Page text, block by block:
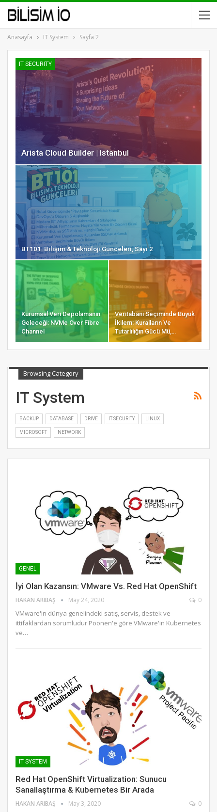
Anasayfa IT System Sayfa 2
IT SECURITY
Arista Cloud Builder | Istanbul
BT101: Bilişim & Teknoloji Günceleri, Sayı 2
Kurumsal Veri Depolamanın
Geleceği: NVMe Over Fibre
Channel
Veritabanı Seçiminde Büyük
İkilem: Kuralların Ve
Tutarlılığın Gücü Mü,…
Browsing Category
IT System
BACKUP DATABASE DRIVE IT SECURITY LINUX
MICROSOFT NETWORK
GENEL
İyi Olan Kazansın: VMware Vs. Red Hat OpenShift
HAKAN ARIBAŞ May 24, 2020 0
VMware'in dünya genelindeki satış, servis, destek ve
ittifaklardan sorumludur Poonen'e göre VMware'in Kubernetes
ve…
IT SYSTEM
Red Hat OpenShift Virtualization: Sunucu
Sanallaştırma & Kubernetes Bir Arada
HAKAN ARIBAŞ May 3, 2020 0